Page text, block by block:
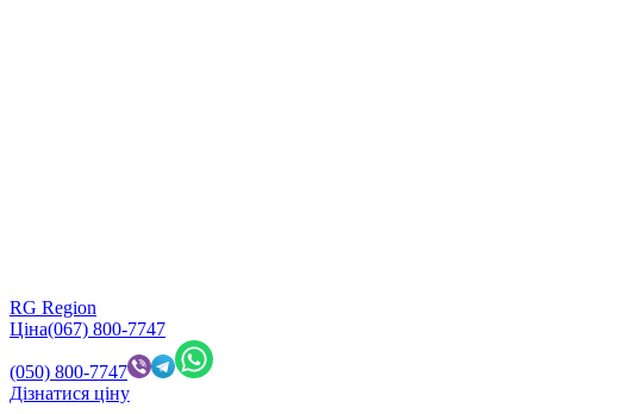
RG Region
Ціна(067) 800-7747
(050) 800-7747
Дізнатися ціну